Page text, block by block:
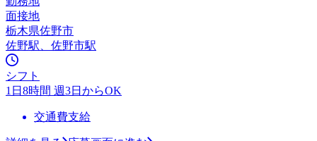
面接地
栃木県佐野市
佐野駅、佐野市駅
シフト
1日8時間 週3日からOK
交通費支給